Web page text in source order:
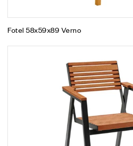
Fotel 58x59x89 Verno